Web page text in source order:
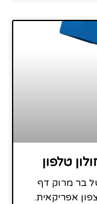
טלפון
בר מרוק דף
אפריקאית.